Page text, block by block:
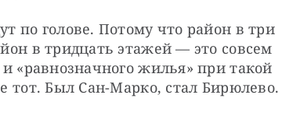
по голове. Потому что район в три
в тридцать этажей — это совсем
«равнозначного жилья» при такой
тот. Был Сан-Марко, стал Бирюлево.